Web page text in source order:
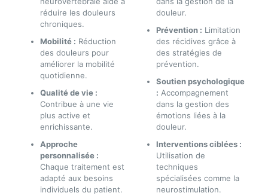
réduire les douleurs
chroniques.
Mobilité : Réduction
des douleurs pour
améliorer la mobilité
quotidienne.
Qualité de vie :
Contribue à une vie
plus active et
enrichissante.
Approche
personnalisée :
Chaque traitement est
adapté aux besoins
individuels du patient.
douleur.
Prévention : Limitation
des récidives grâce à
des stratégies de
prévention.
Soutien psychologique
: Accompagnement
dans la gestion des
émotions liées à la
douleur.
Interventions ciblées :
Utilisation de
techniques
spécialisées comme la
neurostimulation.